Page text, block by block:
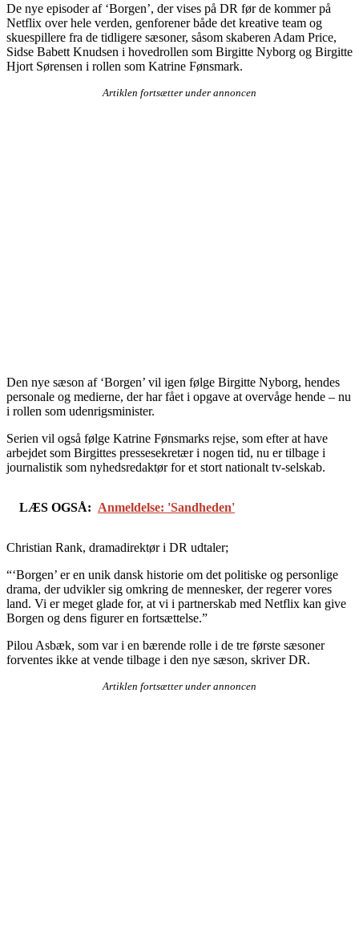
De nye episoder af ‘Borgen’, der vises på DR før de kommer på
Netflix over hele verden, genforener både det kreative team og
skuespillere fra de tidligere sæsoner, såsom skaberen Adam Price,
Sidse Babett Knudsen i hovedrollen som Birgitte Nyborg og Birgitte
Hjort Sørensen i rollen som Katrine Fønsmark.
Artiklen fortsætter under annoncen
Den nye sæson af ‘Borgen’ vil igen følge Birgitte Nyborg, hendes
personale og medierne, der har fået i opgave at overvåge hende – nu
i rollen som udenrigsminister.
Serien vil også følge Katrine Fønsmarks rejse, som efter at have
arbejdet som Birgittes pressesekretær i nogen tid, nu er tilbage i
journalistik som nyhedsredaktør for et stort nationalt tv-selskab.
LÆS OGSÅ: Anmeldelse: 'Sandheden'
Christian Rank, dramadirektør i DR udtaler;
“‘Borgen’ er en unik dansk historie om det politiske og personlige
drama, der udvikler sig omkring de mennesker, der regerer vores
land. Vi er meget glade for, at vi i partnerskab med Netflix kan give
Borgen og dens figurer en fortsættelse.”
Pilou Asbæk, som var i en bærende rolle i de tre første sæsoner
forventes ikke at vende tilbage i den nye sæson, skriver DR.
Artiklen fortsætter under annoncen